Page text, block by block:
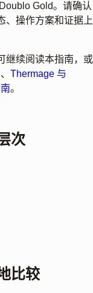
Gold。请确认
、操作方案和证据上
继续阅读本指南，或
、 Thermage 与
。
次
比较